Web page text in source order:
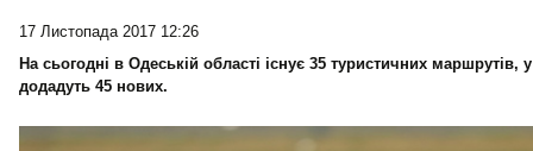
17 Листопада 2017 12:26
На сьогодні в Одеській області існує 35 туристичних маршрутів,
додадуть 45 нових.